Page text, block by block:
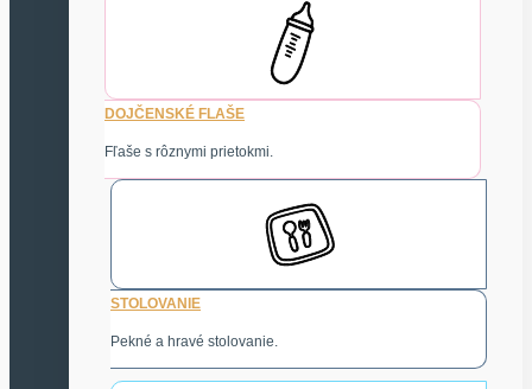
DOJČENSKÉ FLAŠE
Fľaše s rôznymi prietokmi.
STOLOVANIE
Pekné a hravé stolovanie.